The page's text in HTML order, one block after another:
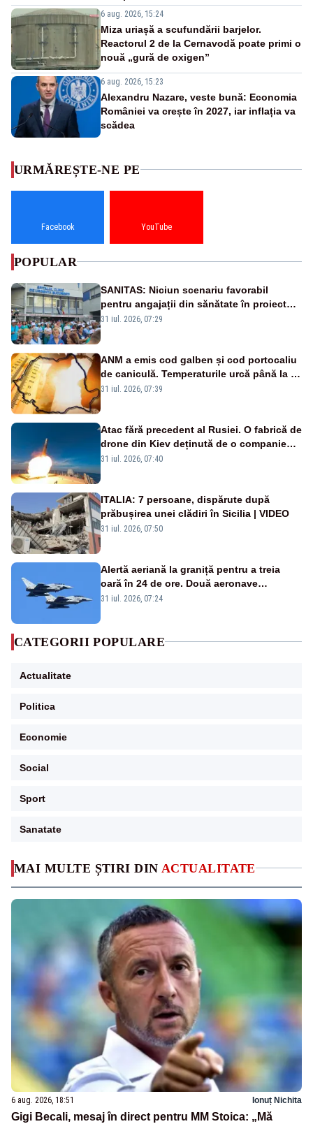
6 aug. 2026, 15:24
Miza uriașă a scufundării barjelor.
Reactorul 2 de la Cernavodă poate primi o
nouă „gură de oxigen”
6 aug. 2026, 15:23
Alexandru Nazare, veste bună: Economia
României va crește în 2027, iar inflația va
scădea
MAI MULTE ȘTIRI DIN ACTUALITATE
6 aug. 2026, 18:51 Ionuț Nichita
Gigi Becali, mesaj în direct pentru MM Stoica: „Mă
URMĂREȘTE-NE PE
Facebook YouTube
POPULAR
SANITAS: Niciun scenariu favorabil
pentru angajații din sănătate în proiectul
Legii salarizării
31 iul. 2026, 07:29
ANM a emis cod galben și cod portocaliu
de caniculă. Temperaturile urcă până la 38
de grade, iar nopțile devin tropicale
31 iul. 2026, 07:39
Atac fără precedent al Rusiei. O fabrică de
drone din Kiev deținută de o companie
americană, distrusă de o rachetă
31 iul. 2026, 07:40
ITALIA: 7 persoane, dispărute după
prăbușirea unei clădiri în Sicilia | VIDEO
31 iul. 2026, 07:50
Alertă aeriană la graniță pentru a treia
oară în 24 de ore. Două aeronave
Eurofighter britanice au fost ridicate de la
31 iul. 2026, 07:24
CATEGORII POPULARE
Actualitate
Politica
Economie
Social
Sport
Sanatate